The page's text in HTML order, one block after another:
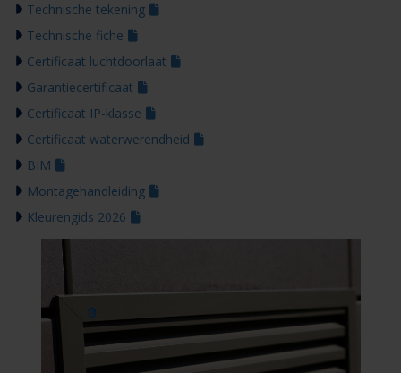
Technische tekening
Technische fiche
Certificaat luchtdoorlaat
Garantiecertificaat
Certificaat IP-klasse
Certificaat waterwerendheid
BIM
Montagehandleiding
Kleurengids 2026